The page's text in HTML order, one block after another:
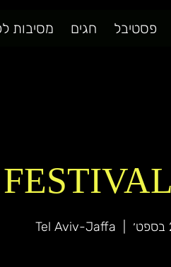
פסטיבל חגים מסיבות
Tel Aviv-Jaffa